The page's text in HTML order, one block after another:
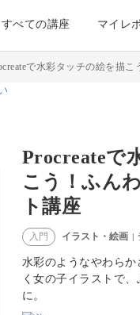
すべての講座 マイレ
で水彩タッチの絵を描
Procreateで
こう！ふん
ト講座
入門 イラスト・絵画 |
水彩のようなやわらか
く女の子イラストで
に。